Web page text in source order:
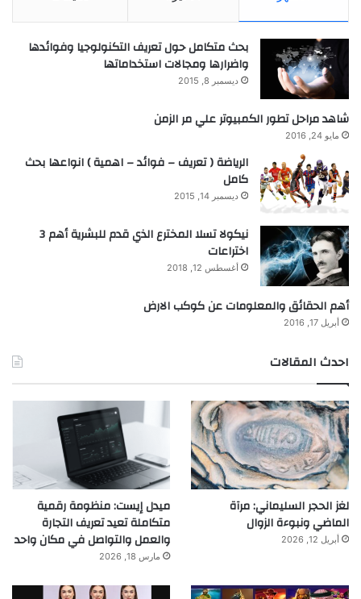
بحث متكامل حول تعريف التكنولوجيا وفوائدها
واضرارها ومجالات استخداماتها
ديسمبر 8, 2015
شاهد مراحل تطور الكمبيوتر علي مر الزمن
مايو 24, 2016
الرياضة ( تعريف – فوائد – اهمية ) انواعها بحث
كامل
ديسمبر 14, 2015
نيكولا تسلا المخترع الذي قدم للبشرية أهم 3
اختراعات
أغسطس 12, 2018
أهم الحقائق والمعلومات عن كوكب الارض
أبريل 17, 2016
احدث المقالات
لغز الحجر السليماني: مرآة
الماضي ونبوءة الزوال
أبريل 12, 2026
ميدل إيست: منظومة رقمية
متكاملة تعيد تعريف التجارة
والعمل والتواصل في مكان واحد
مارس 18, 2026